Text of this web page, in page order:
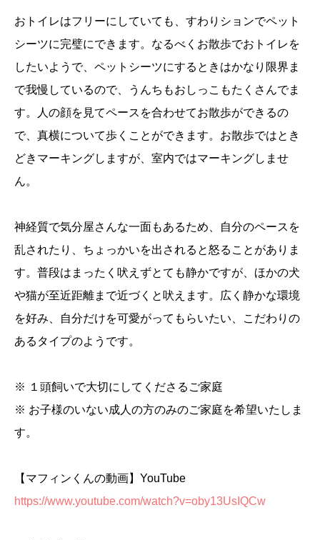
おトイレはフリーにしていても、すわりションでペット
シーツに完璧にできます。なるべくお散歩でおトイレを
したいようで、ペットシーツにするときはかなり限界ま
で我慢しているので、うんちもおしっこもたくさんでま
す。人の顔を見てペースを合わせてお散歩ができるの
で、真横について歩くことができます。お散歩ではとき
どきマーキングしますが、室内ではマーキングしませ
ん。
神経質で気分屋さんな一面もあるため、自分のペースを
乱されたり、ちょっかいを出されると怒ることがありま
す。普段はまったく吠えずとても静かですが、ほかの犬
や猫が至近距離まで近づくと吠えます。広く静かな環境
を好み、自分だけを可愛がってもらいたい、こだわりの
あるタイプのようです。
※ １頭飼いで大切にしてくださるご家庭
※ お子様のいない成人の方のみのご家庭を希望いたしま
す。
【マフィンくんの動画】YouTube
https://www.youtube.com/watch?v=oby13UsIQCw